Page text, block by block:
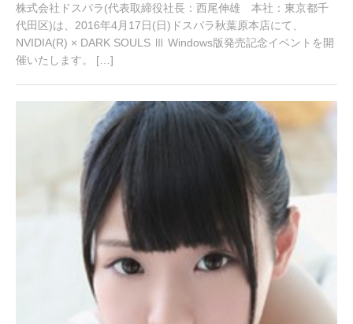
1
8
,
2
0
株式会社ドスパラ(代表取締役社長：西尾伸雄 本社：東京都千
代田区)は、2016年4月17日(日)ドスパラ秋葉原本店にて、
NVIDIA(R) × DARK SOULS Ⅲ Windows版発売記念イベントを開
催いたします。 […]